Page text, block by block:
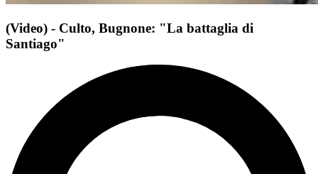
(Video) - Culto, Bugnone: "La battaglia di
Santiago"